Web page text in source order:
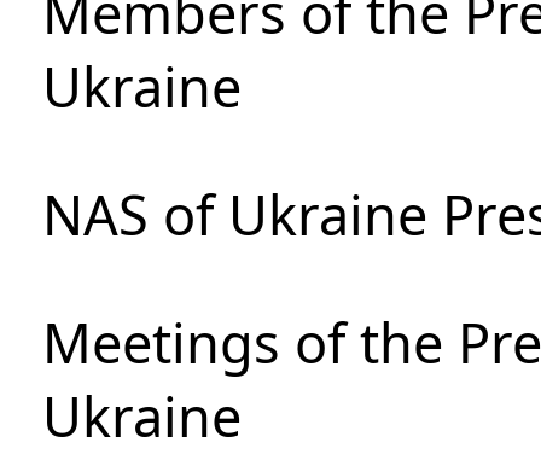
Ukraine
NAS of Ukraine
Meetings of the
Ukraine